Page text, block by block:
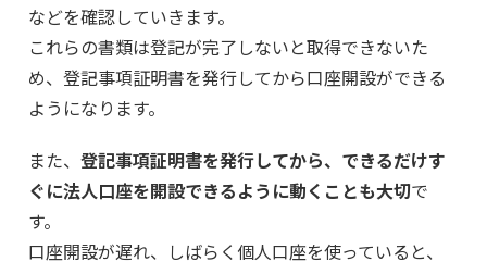
などを確認していきます。
これらの書類は登記が完了しないと取得できないた
め、登記事項証明書を発行してから口座開設ができる
ようになります。
また、 登記事項証明書を発行してから、できるだけす
ぐに法人口座を開設できるように動くことも大切で
す。
口座開設が遅れ、しばらく個人口座を使っていると、